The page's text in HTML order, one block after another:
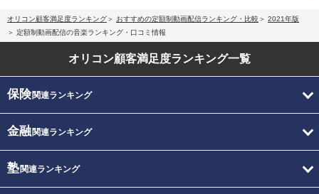
オリコン顧客満足度ランキング おすすめの定額制動画配信ランキング・比較
2021年版
定額制動画配信の音楽ランキング・口コミ情報
オリコン顧客満足度ランキング一覧
保険関連ランキング
金融関連ランキング
塾関連ランキング